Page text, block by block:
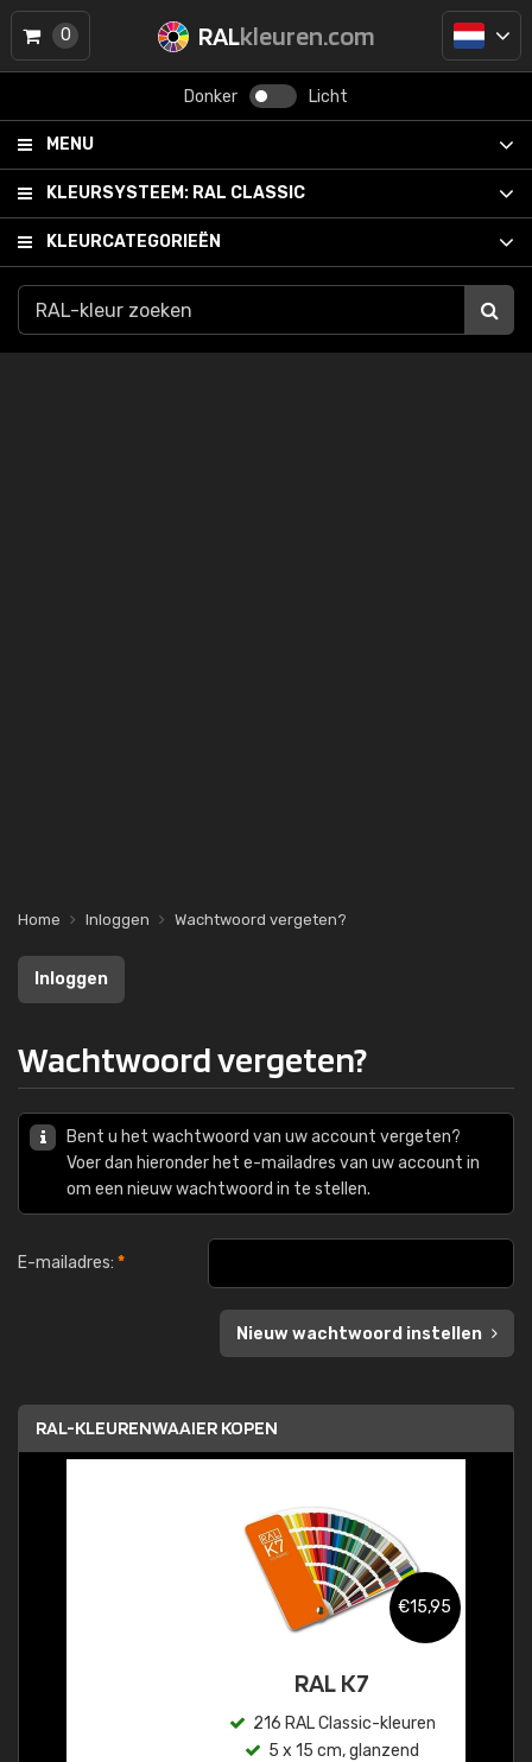
RALkleuren.com
Donker Licht
MENU
KLEURSYSTEEM: RAL CLASSIC
KLEURCATEGORIEËN
0
Home Inloggen Wachtwoord vergeten?
Inloggen
Wachtwoord vergeten?
Bent u het wachtwoord van uw account vergeten?
Voer dan hieronder het e-mailadres van uw account in
om een nieuw wachtwoord in te stellen.
E-mailadres: *
Nieuw wachtwoord instellen
RAL-KLEURENWAAIER KOPEN
€15,95
RAL K7
216 RAL Classic-kleuren
5 x 15 cm, glanzend